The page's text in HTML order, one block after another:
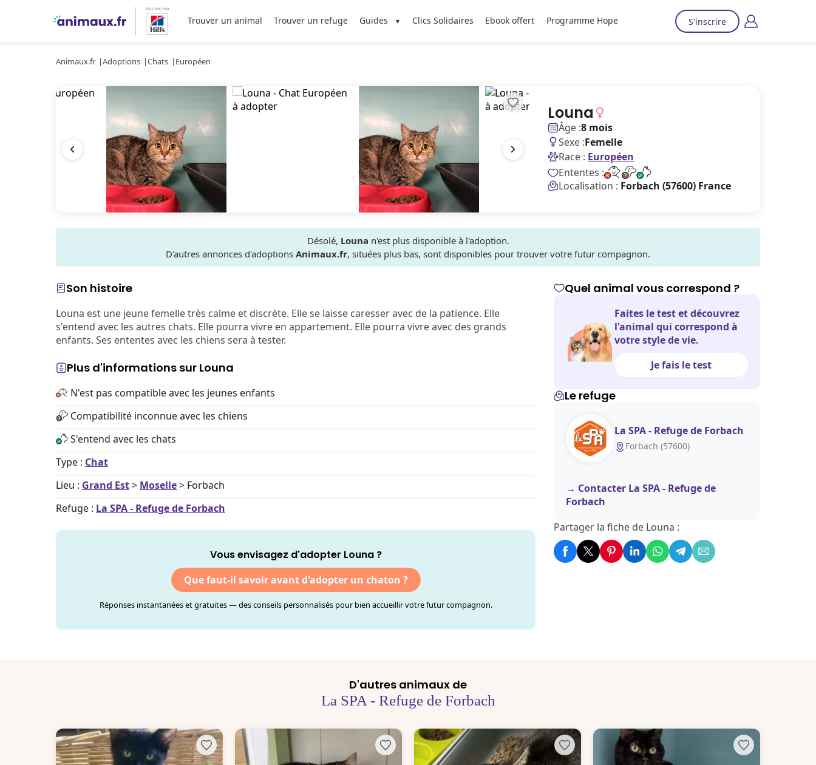
Trouver un animal Trouver un refuge Guides Clics Solidaires Ebook offert Programme Hope S'inscrire
Animaux.fr Adoptions Chats Européen
Louna
Âge :8 mois
Sexe :Femelle
Race : Européen
Ententes :
Localisation : Forbach (57600) France
Désolé, Louna n'est plus disponible à l'adoption.
D'autres annonces d'adoptions Animaux.fr, situées plus bas, sont disponibles pour trouver votre futur compagnon.
Son histoire
Louna est une jeune femelle très calme et discrète. Elle se laisse caresser avec de la patience. Elle
s'entend avec les autres chats. Elle pourra vivre en appartement. Elle pourra vivre avec des grands
enfants. Ses ententes avec les chiens sera à tester.
Plus d'informations sur Louna
N'est pas compatible avec les jeunes enfants
Compatibilité inconnue avec les chiens
S'entend avec les chats
Type : Chat
Lieu : Grand Est> Moselle> Forbach
Refuge : La SPA - Refuge de Forbach
Vous envisagez d'adopter Louna ?
Que faut-il savoir avant d'adopter un chaton ?
Réponses instantanées et gratuites — des conseils personnalisés pour bien accueillir votre futur compagnon.
Quel animal vous correspond ?
Faites le test et découvrez
l'animal qui correspond à
votre style de vie.
Je fais le test
Le refuge
La SPA - Refuge de Forbach
Forbach (57600)
Contacter La SPA - Refuge de
Forbach
Partager la fiche de Louna :
D'autres animaux de
La SPA - Refuge de Forbach